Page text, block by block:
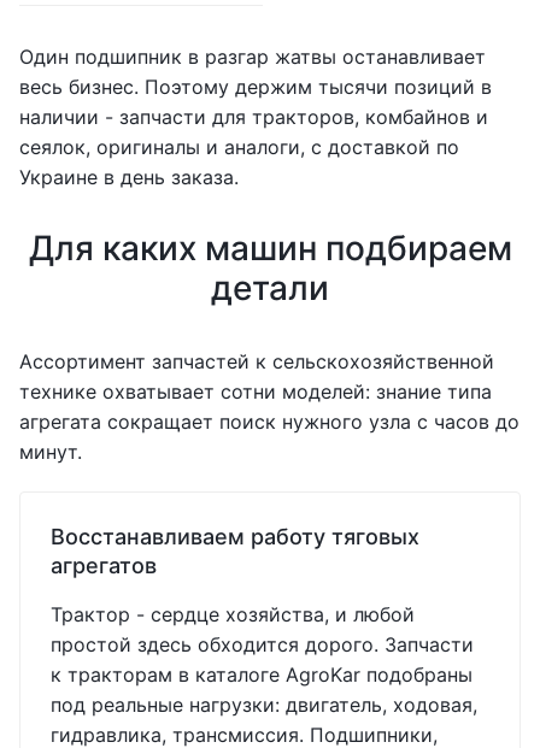
Один подшипник в разгар жатвы останавливает
весь бизнес. Поэтому держим тысячи позиций в
наличии - запчасти для тракторов, комбайнов и
сеялок, оригиналы и аналоги, с доставкой по
Украине в день заказа.
Для каких машин подбираем
детали
Ассортимент запчастей к сельскохозяйственной
технике охватывает сотни моделей: знание типа
агрегата сокращает поиск нужного узла с часов до
минут.
Восстанавливаем работу тяговых
агрегатов
Трактор - сердце хозяйства, и любой
простой здесь обходится дорого. Запчасти
к тракторам в каталоге AgroKar подобраны
под реальные нагрузки: двигатель, ходовая,
гидравлика, трансмиссия. Подшипники,